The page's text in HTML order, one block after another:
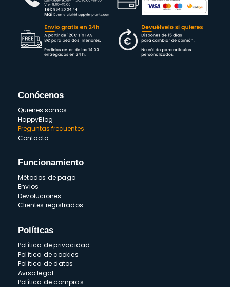
Conócenos
Quienes somos
HappyBlog
Preguntas frecuentes
Contacto
Funcionamiento
Métodos de pago
Envios
Devoluciones
Clientes registrados
Políticas
Política de privacidad
Política de cookies
Política de datos
Aviso legal
Política de compras